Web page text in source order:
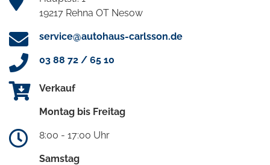
19217 Rehna OT Nesow
service@autohaus-carlsson.de
03 88 72 / 65 10
Verkauf
Montag bis Freitag
8:00 - 17:00 Uhr
Samstag